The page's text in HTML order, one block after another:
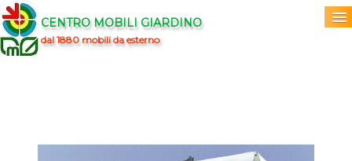
CENTRO MOBILI GIARDINO
dal 1880 mobili da esterno